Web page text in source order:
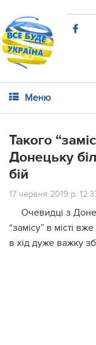
Меню
Такого
Донецьку
бiй
17 червня 2019 р.
Очевидці з
“замісу” в місті
в хід дуже важку